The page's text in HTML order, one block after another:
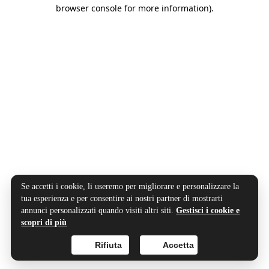
browser console for more information).
Se accetti i cookie, li useremo per migliorare e personalizzare la
tua esperienza e per consentire ai nostri partner di mostrarti
annunci personalizzati quando visiti altri siti.Gestisci i cookie e
scopri di più
Accetta
Rifiuta